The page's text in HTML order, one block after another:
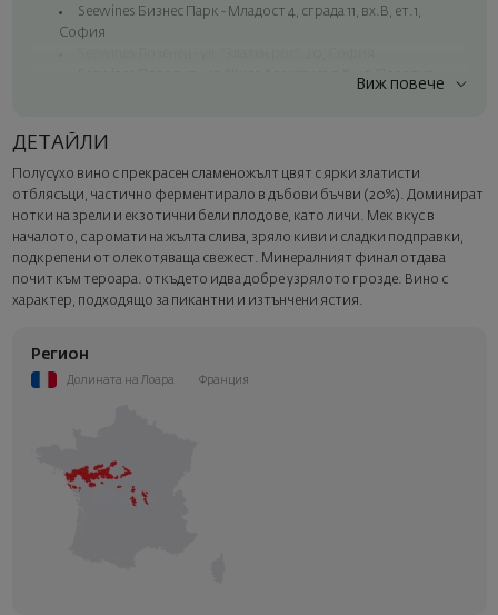
Seewines Бизнес Парк - Младост 4, сграда 11, вх.В, ет.1,
София
Seewines Пловдив - ул. "Княз Александър I", 45, Пловдив
Куриер на Seewines до адрес в рамките на град София
Изненадайте със стил
Добавете луксозна подаръчна опаковка и персонализирана
картичка с ваше пожелание. Изберете тази опция в
следващата стъпка от поръчката.
Виж повече
ДЕТАЙЛИ
Полусухо вино с прекрасен сламеножълт цвят с ярки златисти
отблясъци, частично ферментирало в дъбови бъчви (20%). Доминират
нотки на зрели и екзотични бели плодове, като личи. Мек вкус в
началото, с аромати на жълта слива, зряло киви и сладки подправки,
подкрепени от олекотяваща свежест. Минералният финал отдава
почит към тероара. откъдето идва добре узрялото грозде. Вино с
характер, подходящо за пикантни и изтънчени ястия.
Регион
Долината на Лоара Франция